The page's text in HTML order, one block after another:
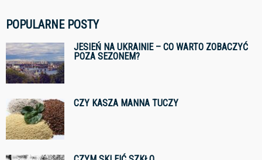
POPULARNE POSTY
JESIEŃ NA UKRAINIE – CO WARTO ZOBACZYĆ
POZA SEZONEM?
CZY KASZA MANNA TUCZY